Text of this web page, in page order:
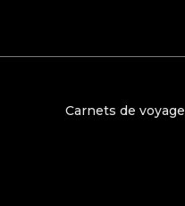
Carnets de voyage